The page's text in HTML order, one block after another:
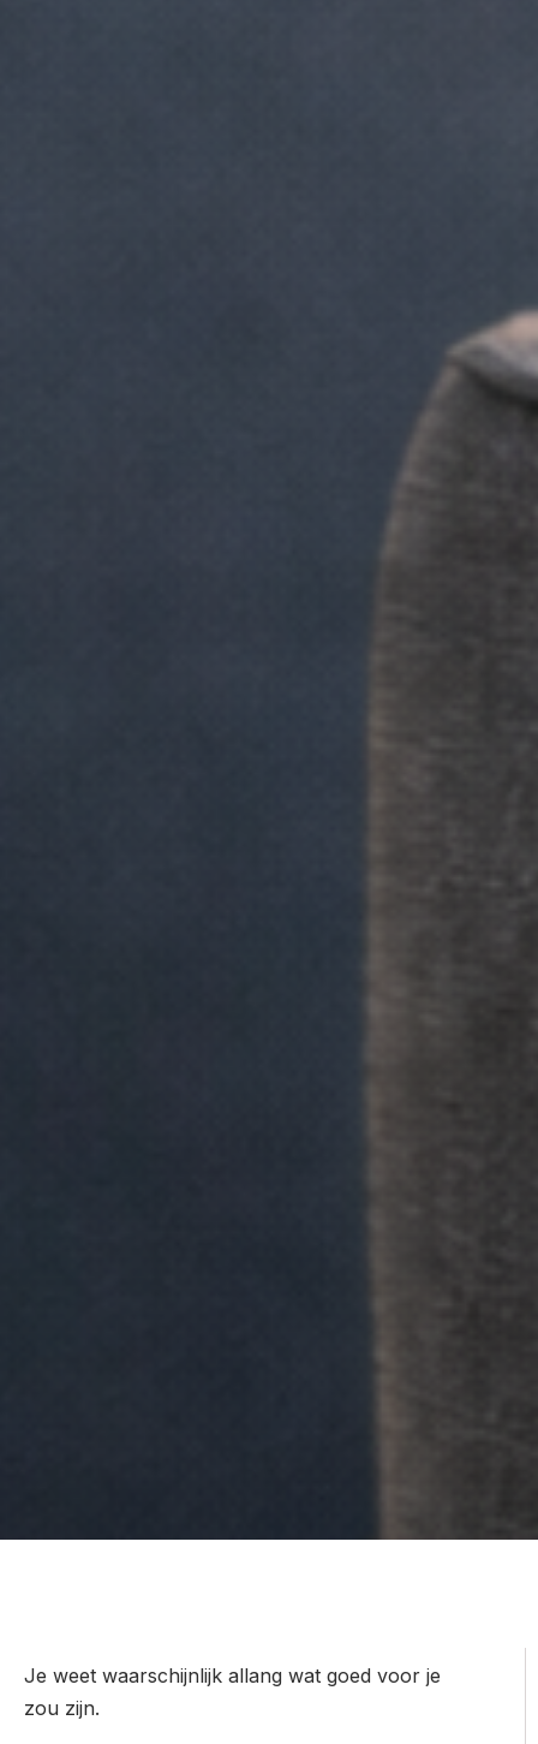
Je weet waarschijnlijk allang wat goed voor je
zou zijn.